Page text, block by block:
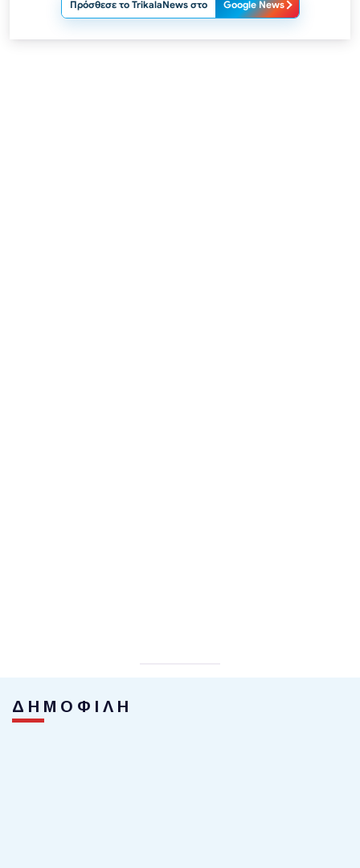
Πρόσθεσε το TrikalaNews στο Google News
ΔΗΜΟΦΙΛΗ